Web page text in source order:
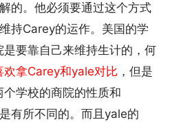
的。他必须要通过这个方式
持Carey的运作。美国的学
要靠自己来维持生计的，何
欢拿Carey和yale对比 ，但是
学校的商院的性质和
有所不同的。而且yale的